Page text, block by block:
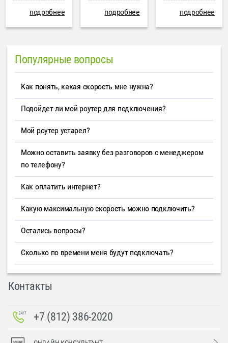
подробнее подробнее подробнее
Популярные вопросы
Как понять, какая скорость мне нужна?
Подойдет ли мой роутер для подключения?
Мой роутер устарел?
Можно оставить заявку без разговоров с менеджером
по телефону?
Как оплатить интернет?
Какую максимальную скорость можно подключить?
Остались вопросы?
Сколько по времени меня будут подключать?
Контакты
+7 (812) 386-2020